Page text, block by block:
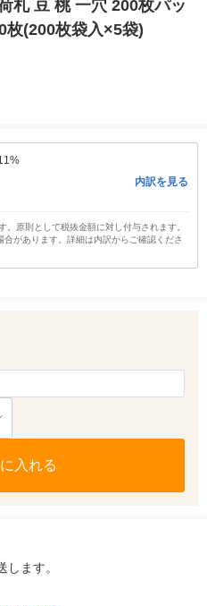
札 豆 桃 一穴 200枚パッ
枚(200枚袋入×5袋)
内訳を見る
原則として税抜金額に対し付与されます。
があります。詳細は内訳からご確認くださ
入れる
します。